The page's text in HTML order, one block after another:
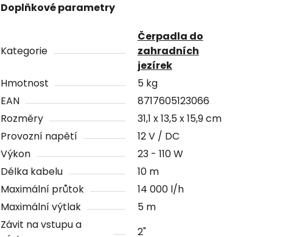
Doplňkové parametry
Kategorie
Čerpadla do
zahradních
jezírek
Hmotnost
5 kg
EAN
8717605123066
Rozměry
31,1 x 13,5 x 15,9 cm
Provozní napětí
12 V / DC
Výkon
23 - 110 W
Délka kabelu
10 m
Maximální průtok
14 000 l/h
Maximální výtlak
5 m
Závit na vstupu a
2"